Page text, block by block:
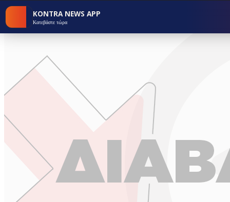
KONTRA NEWS APP
Κατεβάστε τώρα